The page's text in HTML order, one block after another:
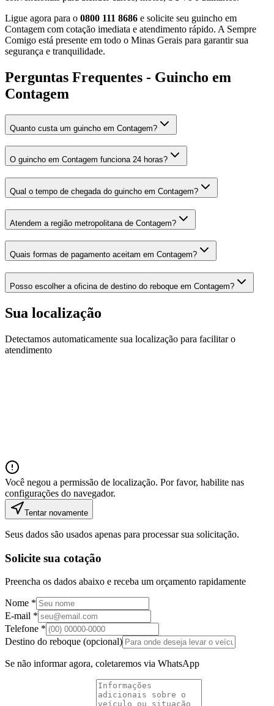
Ligue agora para o 0800 111 8686 e solicite seu guincho em
Contagem com cotação imediata e atendimento rápido. A Sempre
Comigo está presente em todo o Minas Gerais para garantir sua
segurança e tranquilidade.
Perguntas Frequentes - Guincho em
Contagem
Quanto custa um guincho em Contagem?
O guincho em Contagem funciona 24 horas?
Qual o tempo de chegada do guincho em Contagem?
Atendem a região metropolitana de Contagem?
Quais formas de pagamento aceitam em Contagem?
Posso escolher a oficina de destino do reboque em Contagem?
Sua localização
Detectamos automaticamente sua localização para facilitar o
atendimento
Você negou a permissão de localização. Por favor, habilite nas
configurações do navegador.
Tentar novamente
Seus dados são usados apenas para processar sua solicitação.
Solicite sua cotação
Preencha os dados abaixo e receba um orçamento rapidamente
Nome *
E-mail *
Telefone *
Destino do reboque (opcional)
Se não informar agora, coletaremos via WhatsApp